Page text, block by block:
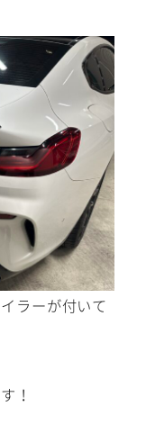
ラーが付いて
！